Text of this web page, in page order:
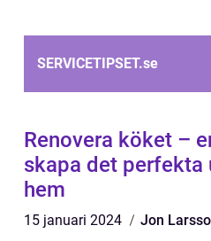
SERVICETIPSET.se
Renovera köket –
skapa det
hem
15 januari 2024 Jon